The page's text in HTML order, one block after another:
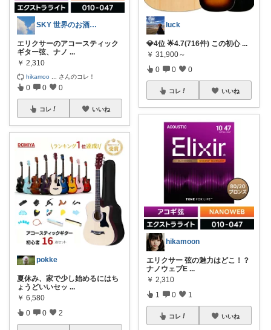
SKY 世界のお酒と音楽の部屋
エリクサーのアコースティック
ギター弦、ナノ ...
￥ 2,310
hikamoo さんのコレ！
0 0 0
コレ いいね
pokke
夏休み、家で少し始めるにはち
ょうどいいセッ ...
￥ 6,580
0 0 2
luck
💎4位 🌟4.7(716件) この初心 ...
￥ 31,900～
0 0 0
コレ いいね
hikamoon
エリクサー 弦の魅力はどこ！？
ナノウェブE ...
￥ 2,310
1 0 1
コレ いいね